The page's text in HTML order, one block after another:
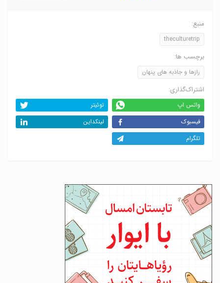
منبع:
theculturetrip
برچسب ها:
رازها و جاذبه های پنهان
اشتراک‌گذاری:
واتس اپ
توئیتر
فیسبوک
لینکداین
تلگرام